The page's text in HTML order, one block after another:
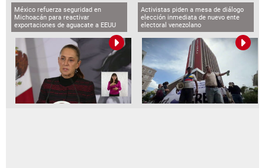
México refuerza seguridad en
Michoacán para reactivar
exportaciones de aguacate a EEUU
Activistas piden a mesa de diálogo
elección inmediata de nuevo ente
electoral venezolano